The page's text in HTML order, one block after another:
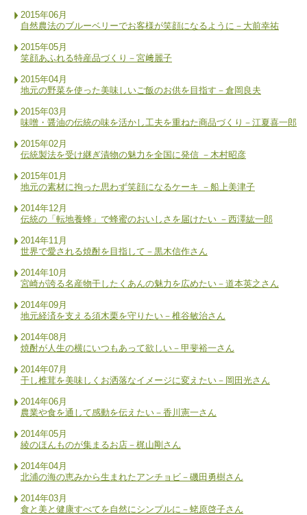
2015年06月
自然農法のブルーベリーでお客様が笑顔になるように－大前幸祐
2015年05月
笑顔あふれる特産品づくり－宮﨑麗子
2015年04月
地元の野菜を使った美味しいご飯のお供を目指す－倉岡良夫
2015年03月
味噌・醤油の伝統の味を活かし工夫を重ねた商品づくり－江夏喜一郎
2015年02月
伝統製法を受け継ぎ漬物の魅力を全国に発信 －木村昭彦
2015年01月
地元の素材に拘った思わず笑顔になるケーキ －船上美津子
2014年12月
伝統の「転地養蜂」で蜂蜜のおいしさを届けたい －西澤紘一郎
2014年11月
世界で愛される焼酎を目指して－黒木信作さん
2014年10月
宮崎が誇る名産物干したくあんの魅力を広めたい－道本英之さん
2014年09月
地元経済を支える須木栗を守りたい－椎谷敏治さん
2014年08月
焼酎が人生の横にいつもあって欲しい－甲斐裕一さん
2014年07月
干し椎茸を美味しくお洒落なイメージに変えたい－岡田光さん
2014年06月
農業や食を通して感動を伝えたい－香川憲一さん
2014年05月
綾のほんものが集まるお店－梶山剛さん
2014年04月
北浦の海の恵みから生まれたアンチョビ－磯田勇樹さん
2014年03月
食と美と健康すべてを自然にシンプルに－蛯原啓子さん